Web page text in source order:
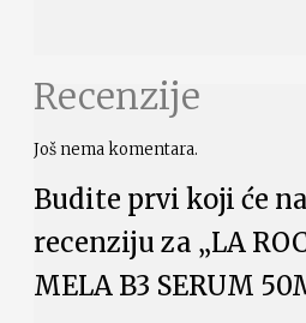
Recenzije
Još nema komentara.
Budite prvi koji će
recenziju za „LA
MELA B3 SERUM